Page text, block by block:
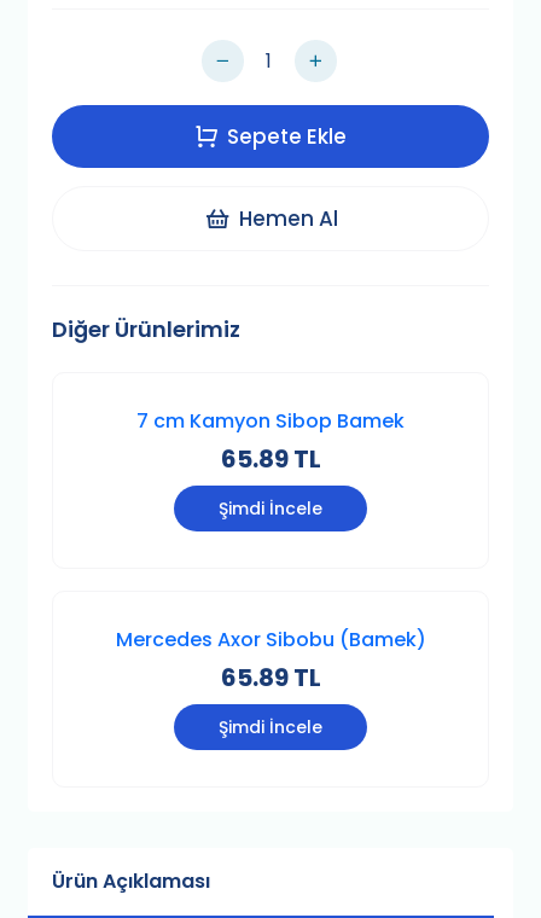
Sepete Ekle
Hemen Al
Diğer Ürünlerimiz
7 cm Kamyon Sibop Bamek
65.89 TL
Şimdi İncele
Mercedes Axor Sibobu (Bamek)
65.89 TL
Şimdi İncele
Ürün Açıklaması